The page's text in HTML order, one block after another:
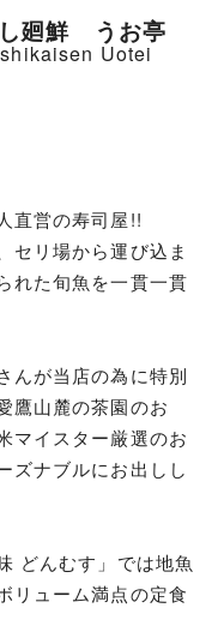
廻鮮 うお亭
Uotei
直営の寿司屋!!
セリ場から運び込ま
れた旬魚を一貫一貫
んが当店の為に特別
鷹山麓の茶園のお
マイスター厳選のお
ズナブルにお出しし
どんむす」では地魚
リューム満点の定食